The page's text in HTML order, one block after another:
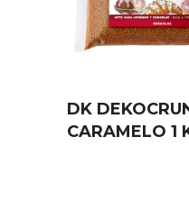
DK
CARAMELO 1